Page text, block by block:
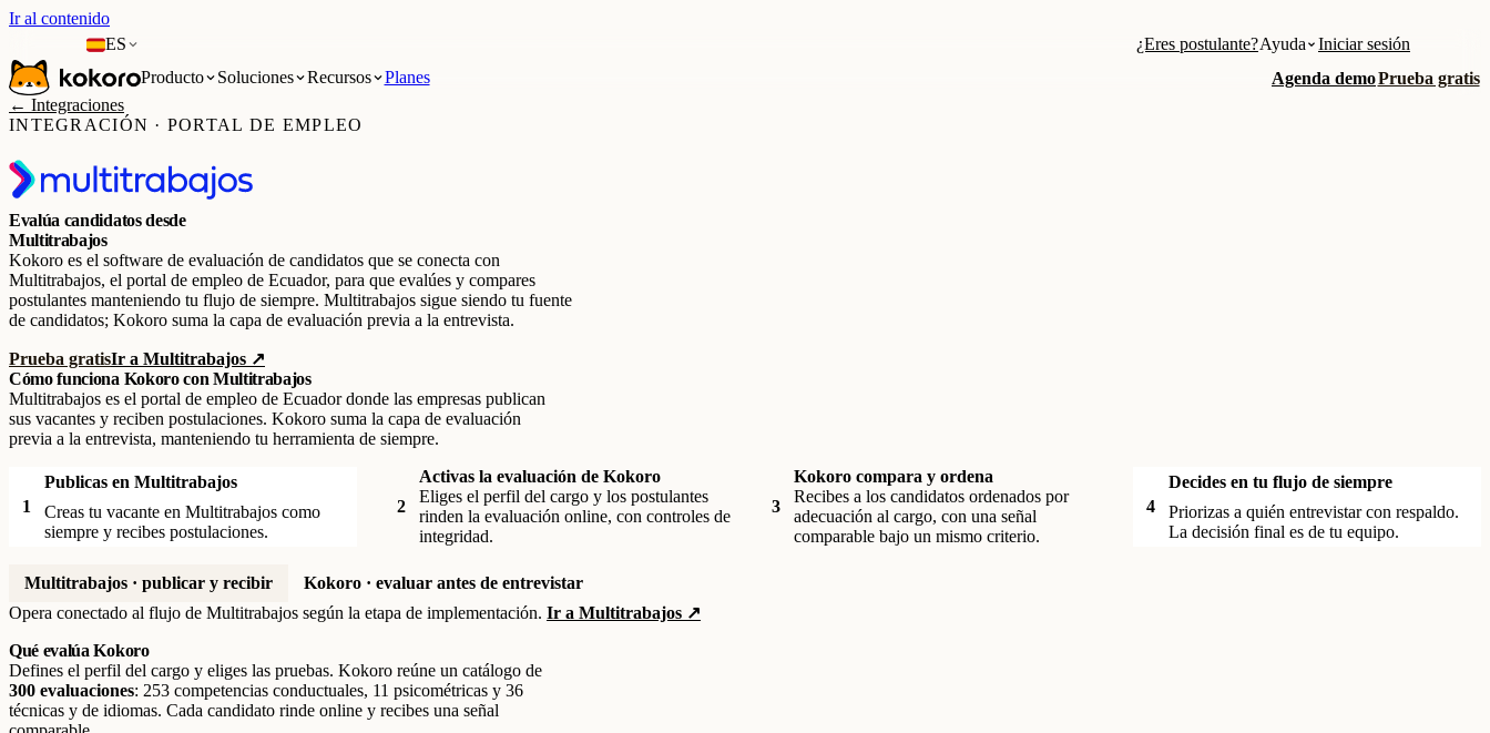
Ir al contenido
ES
¿Eres postulante?Ayuda
Iniciar sesión
Producto
Soluciones Recursos Planes Agenda demoPrueba gratis
← Integraciones
INTEGRACIÓN · PORTAL DE EMPLEO
Evalúa candidatos desde
Multitrabajos
Kokoro es el software de evaluación de candidatos que se conecta con
Multitrabajos, el portal de empleo de Ecuador, para que evalúes y compares
postulantes manteniendo tu flujo de siempre. Multitrabajos sigue siendo tu fuente
de candidatos; Kokoro suma la capa de evaluación previa a la entrevista.
Prueba gratisIr a Multitrabajos ↗
Cómo funciona Kokoro con Multitrabajos
Multitrabajos es el portal de empleo de Ecuador donde las empresas publican
sus vacantes y reciben postulaciones. Kokoro suma la capa de evaluación
previa a la entrevista, manteniendo tu herramienta de siempre.
1
Publicas en Multitrabajos
Creas tu vacante en Multitrabajos como
siempre y recibes postulaciones.
2
Activas la evaluación de Kokoro
Eliges el perfil del cargo y los postulantes
rinden la evaluación online, con controles de
integridad.
3
Kokoro compara y ordena
Recibes a los candidatos ordenados por
adecuación al cargo, con una señal
comparable bajo un mismo criterio.
4
Decides en tu flujo de siempre
Priorizas a quién entrevistar con respaldo.
La decisión final es de tu equipo.
Multitrabajos · publicar y recibir
Kokoro · evaluar antes de entrevistar
Opera conectado al flujo de Multitrabajos según la etapa de implementación. Ir a Multitrabajos ↗
Qué evalúa Kokoro
Defines el perfil del cargo y eliges las pruebas. Kokoro reúne un catálogo de
300 evaluaciones: 253 competencias conductuales, 11 psicométricas y 36
técnicas y de idiomas. Cada candidato rinde online y recibes una señal